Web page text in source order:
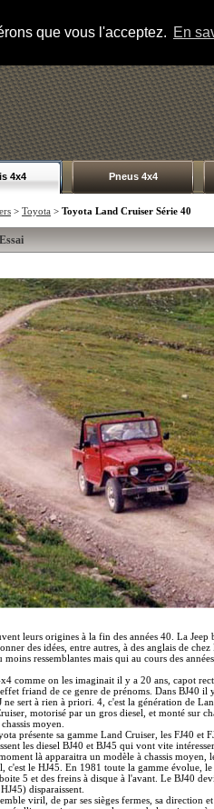
que vous l'acceptez. En
4x4 Pneus 4x4
> Toyota > Toyota Land Cruiser Série 40
leurs origines à la fin des années 40. La Jeep
des idées, entre autres, à des anglais de
ressemblantes mais qui au cours des
comme on les imaginait il y a 20 ans, capot
friand de ce genre de prénoms. Dans BJ40 il
ne sert à rien à priori. 4, c'est la génération de
motorisé par un gros diesel, et monté sur
moyen.
présente sa gamme Land Cruiser, les FJ40 et
les diesel BJ40 et BJ45 qui vont vite
là apparaitra un modèle à chassis moyen,
c'est le HJ45. En 1981 toute la gamme évolue,
5 et des freins à disque à l'avant. Le BJ40
disparaissent.
viril, de par ses sièges fermes, sa direction